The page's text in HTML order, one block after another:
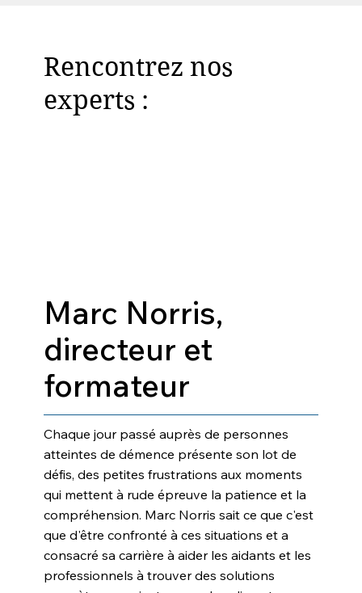
Rencontrez nos
experts :
Marc Norris,
directeur et
formateur
Chaque jour passé auprès de personnes
atteintes de démence présente son lot de
défis, des petites frustrations aux moments
qui mettent à rude épreuve la patience et la
compréhension. Marc Norris sait ce que c'est
que d'être confronté à ces situations et a
consacré sa carrière à aider les aidants et les
professionnels à trouver des solutions